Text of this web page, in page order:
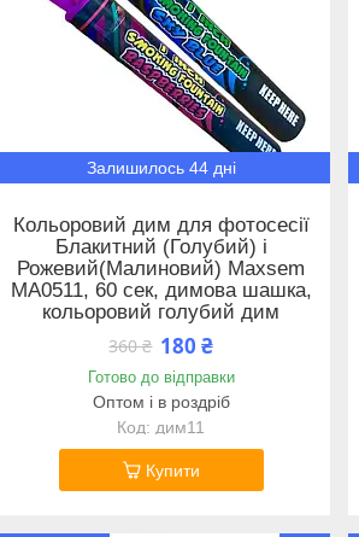
Залишилось 44 дні
Кольоровий дим для фотосесії
Блакитний (Голубий) і
Рожевий(Малиновий) Maxsem
MA0511, 60 сек, димова шашка,
кольоровий голубий дим
360 ₴ 180 ₴
Готово до відправки
Оптом і в роздріб
дим11
Купити